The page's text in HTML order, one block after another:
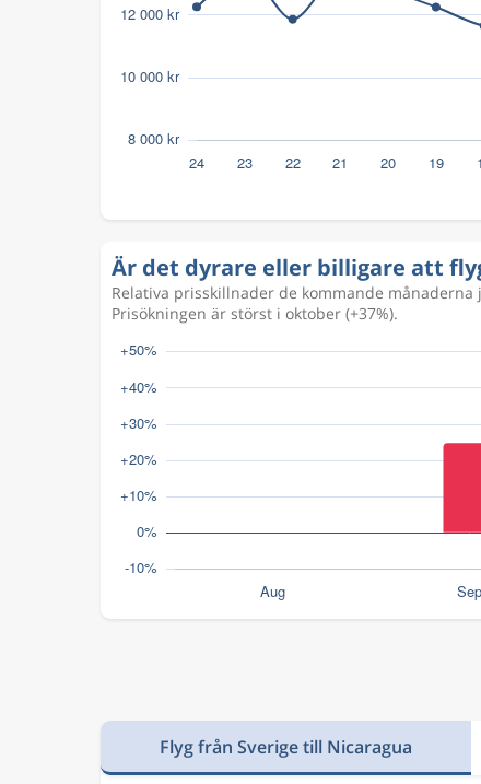
Är det dyrare eller billigare att
Relativa prisskillnader de kommande
Prisökningen är störst i oktober (+37%).
Flyg från Sverige till Nicaragua